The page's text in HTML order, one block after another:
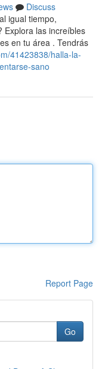
Discuss
igual tiempo,
Explora las increíbles
en tu área . Tendrás
41423838/halla-la-
sano
Report Page
Go